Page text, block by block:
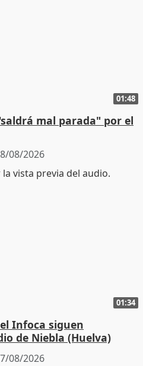
01:48
mal parada" por el
08/2026
01:34
Infoca siguen
de Niebla (Huelva)
08/2026